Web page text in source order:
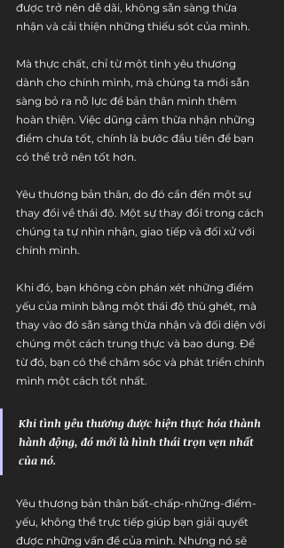
được trở nên dễ dãi, không sẵn sàng thừa
nhận và cải thiện những thiếu sót của mình.
Mà thực chất, chỉ từ một tình yêu thương
dành cho chính mình, mà chúng ta mới sẵn
sàng bỏ ra nỗ lực để bản thân mình thêm
hoàn thiện. Việc dũng cảm thừa nhận những
điểm chưa tốt, chính là bước đầu tiên để bạn
có thể trở nên tốt hơn.
Yêu thương bản thân, do đó cần đến một sự
thay đổi về thái độ. Một sự thay đổi trong cách
chúng ta tự nhìn nhận, giao tiếp và đối xử với
chính mình.
Khi đó, bạn không còn phán xét những điểm
yếu của mình bằng một thái độ thù ghét, mà
thay vào đó sẵn sàng thừa nhận và đối diện với
chúng một cách trung thực và bao dung. Để
từ đó, bạn có thể chăm sóc và phát triển chính
mình một cách tốt nhất.
Khi tình yêu thương được hiện thực hóa thành
hành động, đó mới là hình thái trọn vẹn nhất
của nó.
Yêu thương bản thân bất-chấp-những-điểm-
yếu, không thể trực tiếp giúp bạn giải quyết
được những vấn đề của mình. Nhưng nó sẽ